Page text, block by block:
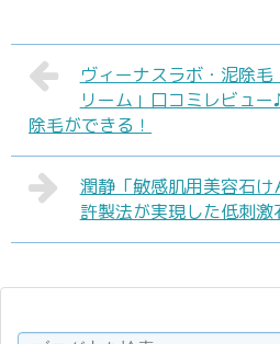
ヴィーナスラボ・泥除
リーム」口コミレビュ
除毛ができる！
潤静「敏感肌用美容石
許製法が実現した低刺激